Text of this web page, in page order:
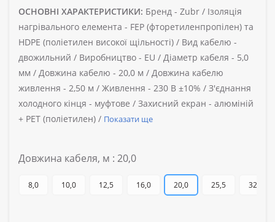
ОСНОВНІ ХАРАКТЕРИСТИКИ: Бренд - Zubr / Ізоляція
нагрівального елемента - FEP (фторетиленпропілен) та
HDPE (поліетилен високої щільності) / Вид кабелю -
двожильний / Виробництво - EU / Діаметр кабеля - 5,0
мм / Довжина кабелю - 20,0 м / Довжина кабелю
живлення - 2,50 м / Живлення - 230 В ±10% / З'єднання
холодного кінця - муфтове / Захисний екран - алюміній
+ PET (поліетилен) / Показати ще
Довжина кабеля, м : 20,0
8,0 10,0 12,5 16,0 20,0 25,5 32,0